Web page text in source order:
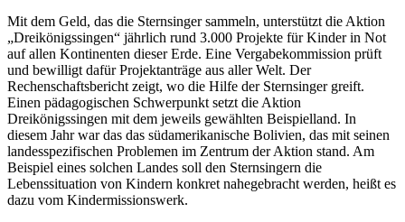
Mit dem Geld, das die Sternsinger sammeln, unterstützt die Aktion
„Dreikönigssingen“ jährlich rund 3.000 Projekte für Kinder in Not
auf allen Kontinenten dieser Erde. Eine Vergabekommission prüft
und bewilligt dafür Projektanträge aus aller Welt. Der
Rechenschaftsbericht zeigt, wo die Hilfe der Sternsinger greift.
Einen pädagogischen Schwerpunkt setzt die Aktion
Dreikönigssingen mit dem jeweils gewählten Beispielland. In
diesem Jahr war das das südamerikanische Bolivien, das mit seinen
landesspezifischen Problemen im Zentrum der Aktion stand. Am
Beispiel eines solchen Landes soll den Sternsingern die
Lebenssituation von Kindern konkret nahegebracht werden, heißt es
dazu vom Kindermissionswerk.